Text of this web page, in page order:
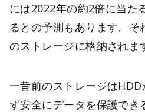
には2022年の約2倍に当た
るとの予測もあります。
のストレージに格納されま
一昔前のストレージは
ず安全にデータを保護でき